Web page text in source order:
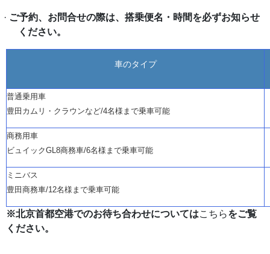
· ご予約、お問合せの際は、搭乗便名・時間を必ずお知らせ
ください。
車のタイプ
普通乗用車
豊田カムリ・クラウンなど/4名様まで乗車可能
商務用車
ビュイックGL8商務車/6名様まで乗車可能
ミニバス
豊田商務車/12名様まで乗車可能
※北京首都空港でのお待ち合わせについてはこちらをご覧
ください。